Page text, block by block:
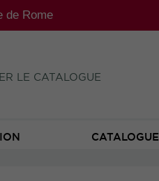
de Rome
LE CATALOGUE
CATALOGUE